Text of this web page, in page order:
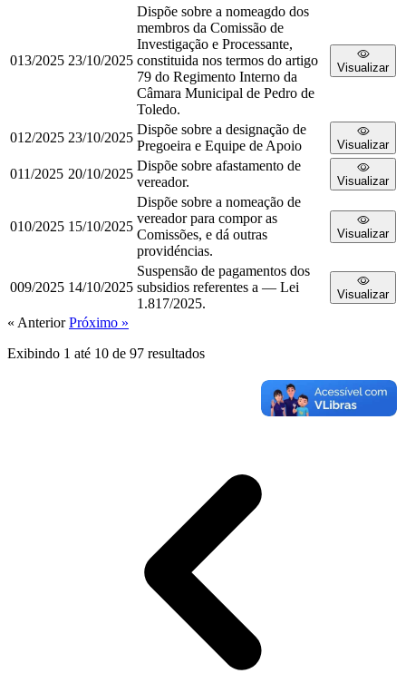
013/2025 23/10/2025
Dispõe sobre a nomeagdo dos
membros da Comissão de
Investigação e Processante,
constituida nos termos do artigo
79 do Regimento Interno da
Câmara Municipal de Pedro de
Toledo.
Visualizar
012/2025 23/10/2025
Dispõe sobre a designação de
Pregoeira e Equipe de Apoio
Visualizar
011/2025 20/10/2025
Dispõe sobre afastamento de
vereador.
Visualizar
010/2025 15/10/2025
Dispõe sobre a nomeação de
vereador para compor as
Comissões, e dá outras
providéncias.
Visualizar
009/2025 14/10/2025
Suspensão de pagamentos dos
subsidios referentes a — Lei
1.817/2025.
Visualizar
« AnteriorPróximo »
Exibindo 1 até 10 de 97 resultados